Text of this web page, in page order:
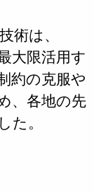
術は、
大限活用す
約の克服や
、各地の先
た。